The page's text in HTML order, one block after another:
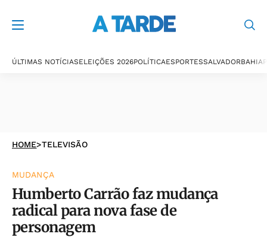
ÚLTIMAS NOTÍCIASELEIÇÕES 2026POLÍTICAESPORTESSALVADORBAHIA
HOME>TELEVISÃO
MUDANÇA
Humberto Carrão faz mudança
radical para nova fase de
personagem